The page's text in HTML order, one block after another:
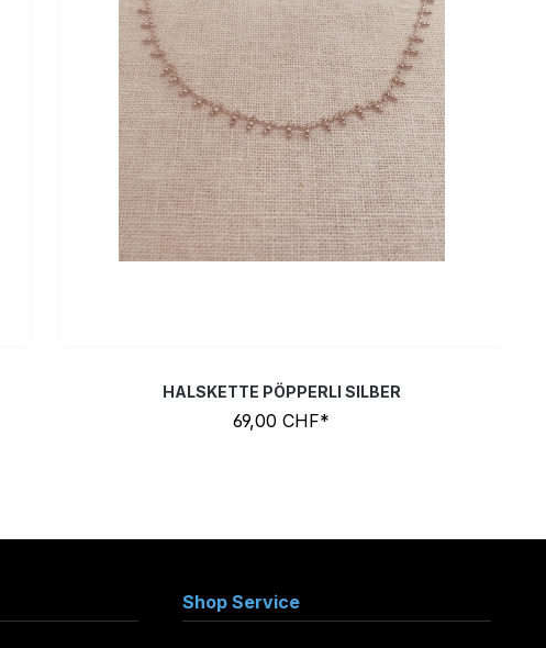
HALSKETTE PÖPPERLI SILBER
69,00 CHF*
Shop Service